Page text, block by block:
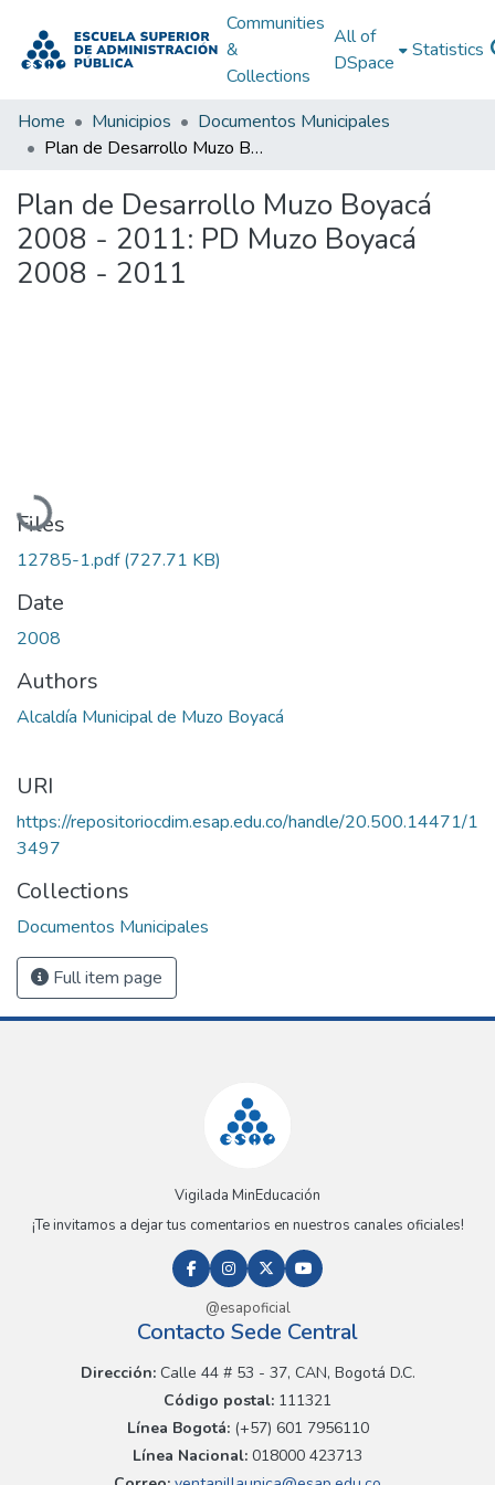
Communities
&
Collections
All of
DSpace
Statistics
Home Municipios
Documentos Municipales
Plan de Desarrollo Muzo Boyacá 2008 - 2011: PD Muzo Boyacá 2008 - 2011
Plan de Desarrollo Muzo Boyacá
2008 - 2011: PD Muzo Boyacá
2008 - 2011
Loading...
Files
12785-1.pdf(727.71 KB)
Date
2008
Authors
Alcaldía Municipal de Muzo Boyacá
URI
https://repositoriocdim.esap.edu.co/handle/20.500.14471/1
3497
Collections
Documentos Municipales
Full item page
Vigilada MinEducación
¡Te invitamos a dejar tus comentarios en nuestros canales oficiales!
@esapoficial
Contacto Sede Central
Dirección:Calle 44 # 53 - 37, CAN, Bogotá D.C.
Código postal: 111321
Línea Bogotá:(+57) 601 7956110
Línea Nacional: 018000 423713